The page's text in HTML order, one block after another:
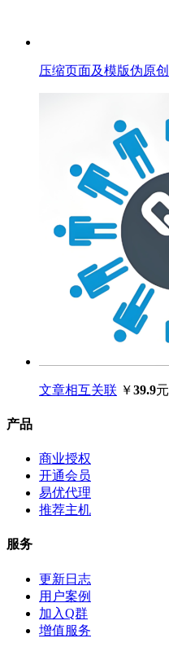
压缩页面及模版伪原创
文章相互关联 ￥39.9元
产品
商业授权
开通会员
易优代理
推荐主机
服务
更新日志
用户案例
加入Q群
增值服务